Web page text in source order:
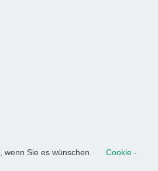
Sie es wünschen.
Cookie -